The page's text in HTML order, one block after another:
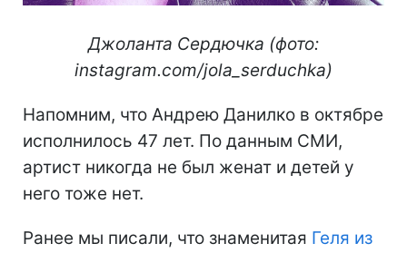
Джоланта Сердючка (фото:
instagram.com/jola_serduchka)
Напомним, что Андрею Данилко в октябре
исполнилось 47 лет. По данным СМИ,
артист никогда не был женат и детей у
него тоже нет.
Ранее мы писали, что знаменитая Геля из